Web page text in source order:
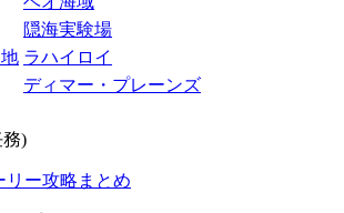
隠海実験場
ラハイロイ
ディマー・プレーンズ
務)
リー攻略まとめ